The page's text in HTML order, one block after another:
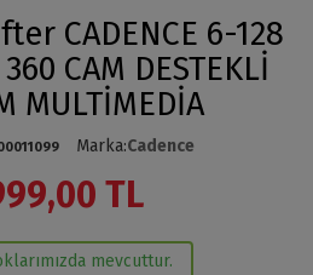
CADENCE 6-128
CAM DESTEKLİ
MULTİMEDİA
Marka:Cadence
TL
mevcuttur.